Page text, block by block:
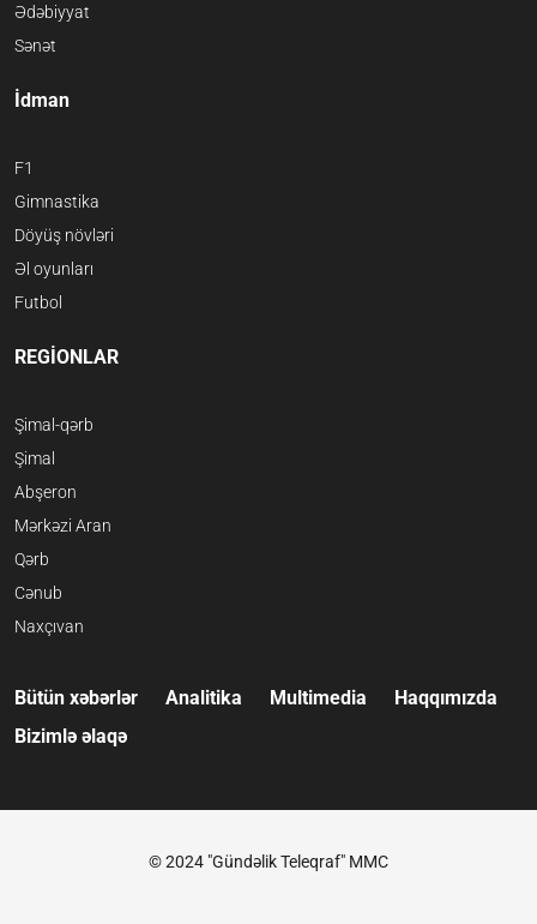
Ədəbiyyat
Sənət
İdman
F1
Gimnastika
Döyüş növləri
Əl oyunları
Futbol
REGİONLAR
Şimal-qərb
Şimal
Abşeron
Mərkəzi Aran
Qərb
Cənub
Naxçıvan
Bütün xəbərlər Analitika Multimedia
Haqqımızda
Bizimlə əlaqə
© 2024 "Gündəlik Teleqraf" MMC